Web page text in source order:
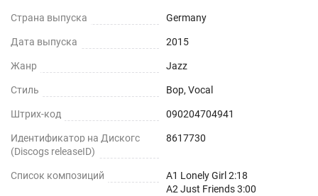
Страна выпуска Germany
Дата выпуска 2015
Жанр Jazz
Стиль Bop, Vocal
Штрих-код 090204704941
Идентификатор на Дискогс
(Discogs releaseID)
8617730
Список композиций
A1 Lonely Girl 2:18
A2 Just Friends 3:00